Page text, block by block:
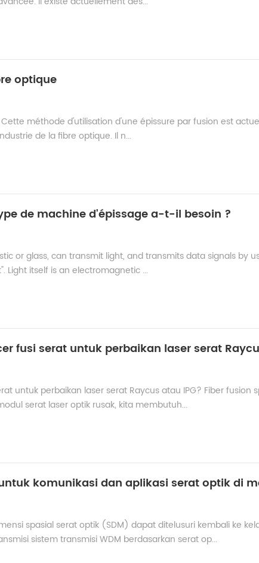
optique
méthode d'utilisation d'une épissure par fusion est
de la fibre optique. Il n...
de machine d'épissage a-t-il besoin ?
or glass, can transmit light, and transmits data signals by
Light itself is an electromagnetic ...
fusi serat untuk perbaikan laser serat
untuk perbaikan laser serat Raycus atau IPG? Fiber fusion
serat laser optik rusak, kita membutuh...
komunikasi dan aplikasi serat optik di
spasial serat optik (SDM) dapat ditelusuri kembali ke
sistem transmisi WDM berdasarkan serat op...